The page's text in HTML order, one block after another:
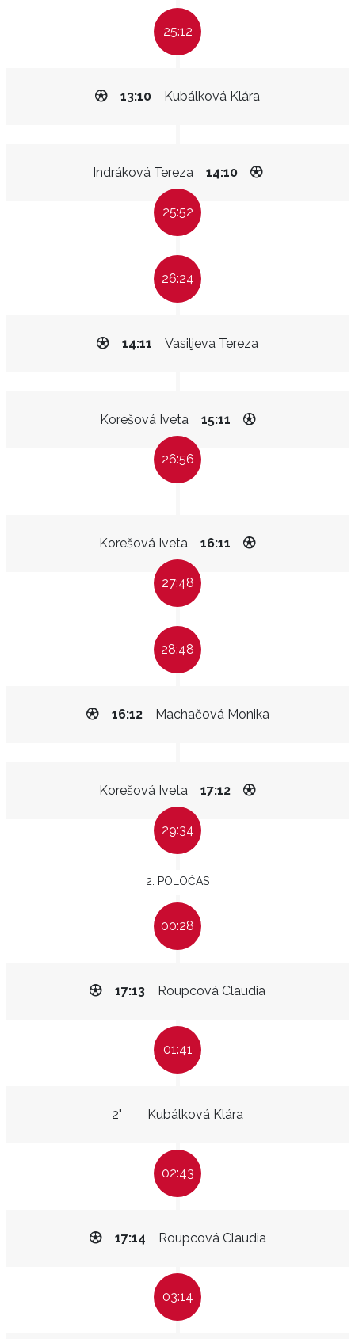
25:12
Kubálková Klára
13:10
Indráková Tereza 14:10
25:52
26:24
Vasiljeva Tereza
14:11
Korešová Iveta 15:11
26:56
Korešová Iveta 16:11
27:48
28:48
Machačová Monika
16:12
Korešová Iveta 17:12
29:34
2. POLOČAS
00:28
Roupcová Claudia
17:13
01:41
Kubálková Klára
2"
02:43
Roupcová Claudia
17:14
03:14